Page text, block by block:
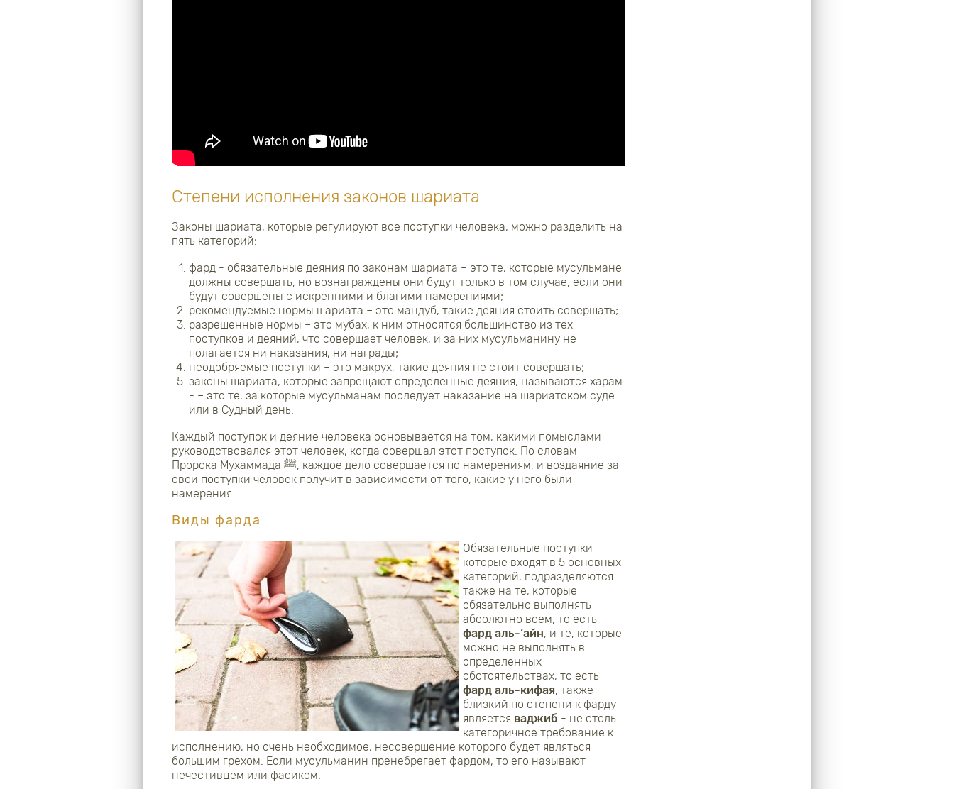
Степени исполнения законов шариата
Законы шариата, которые регулируют все поступки человека, можно разделить на
пять категорий:
фард - обязательные деяния по законам шариата – это те, которые мусульмане
должны совершать, но вознаграждены они будут только в том случае, если они
будут совершены с искренними и благими намерениями;
рекомендуемые нормы шариата – это мандуб, такие деяния стоить совершать;
разрешенные нормы – это мубах, к ним относятся большинство из тех
поступков и деяний, что совершает человек, и за них мусульманину не
полагается ни наказания, ни награды;
неодобряемые поступки – это макрух, такие деяния не стоит совершать;
законы шариата, которые запрещают определенные деяния, называются харам
- – это те, за которые мусульманам последует наказание на шариатском суде
или в Судный день.
Каждый поступок и деяние человека основывается на том, какими помыслами
руководствовался этот человек, когда совершал этот поступок. По словам
Пророка Мухаммада ﷺ, каждое дело совершается по намерениям, и воздаяние за
свои поступки человек получит в зависимости от того, какие у него были
намерения.
Виды фарда
Обязательные поступки
которые входят в 5 основных
категорий, подразделяются
также на те, которые
обязательно выполнять
абсолютно всем, то есть
фард аль-‘айн, и те, которые
можно не выполнять в
определенных
обстоятельствах, то есть
фард аль-кифая, также
близкий по степени к фарду
является ваджиб - не столь
категоричное требование к
исполнению, но очень необходимое, несовершение которого будет являться
большим грехом. Если мусульманин пренебрегает фардом, то его называют
нечестивцем или фасиком.